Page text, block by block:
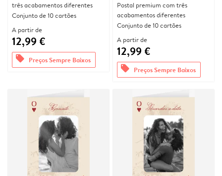
três acabamentos diferentes
Conjunto de 10 cartões
A partir de
12,99 €
offers Preços Sempre Baixos
Postal premium com três
acabamentos diferentes
Conjunto de 10 cartões
A partir de
12,99 €
offers Preços Sempre Baixos